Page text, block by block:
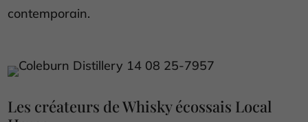
contemporain.
Les créateurs de Whisky écossais Local